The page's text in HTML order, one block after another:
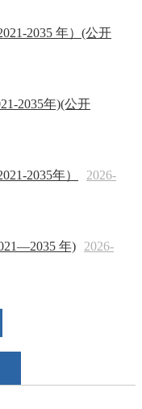
2035 年）(公开
2035年)(公开
2035年） 2026-
年) 2026-